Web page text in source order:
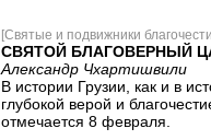
[Святые и подвижники
СВЯТОЙ БЛАГОВЕРНЫЙ
Александр Чхартишвили
В истории Грузии, как и в
глубокой верой и
отмечается 8 февраля.